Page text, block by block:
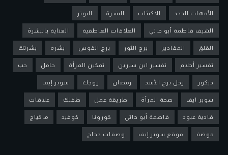
الأمهات الجدد الاكتئاب البشرة التوتر
الشيف فاطمة أبو حاتي العلاقات العاطفية العناية بالبشرة
القلق المقادير برج الثور برج القوس بشرة بشرتك
تفسير أحلام تفسير ابن سيرين تمكين المرأة حامل حب
ديكور رجل برج الأسد رمضان زوجك سوبر إيف
سوبر ايف صحة المرأة طريقة عمل طفلك علاقات
فادية عبود فاطمة أبو حاتي كورونا كوفيد ماكياج
موضة موقع سوبر إيف وصفات دجاج